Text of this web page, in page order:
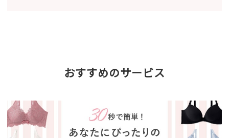
おすすめのサービス